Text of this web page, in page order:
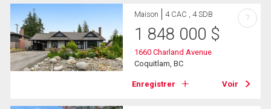
Maison 4 CAC , 4 SDB
1 848 000 $
1660 Charland Avenue
Coquitlam, BC
Enregistrer Voir
?